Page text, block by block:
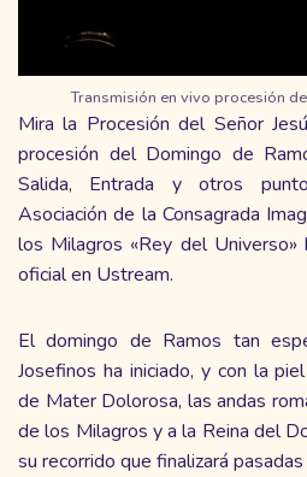
Transmisión en vivo procesión
Mira la Procesión del Señor
procesión del Domingo de
Salida, Entrada y otros
Asociación de la Consagrada
los Milagros «Rey del Universo»
oficial en Ustream.
El domingo de Ramos tan
Josefinos ha iniciado, y con la
de Mater Dolorosa, las andas
de los Milagros y a la Reina del
su recorrido que finalizará